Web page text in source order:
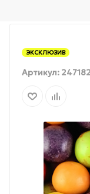
ЭКСКЛЮЗИВ
Артикул: